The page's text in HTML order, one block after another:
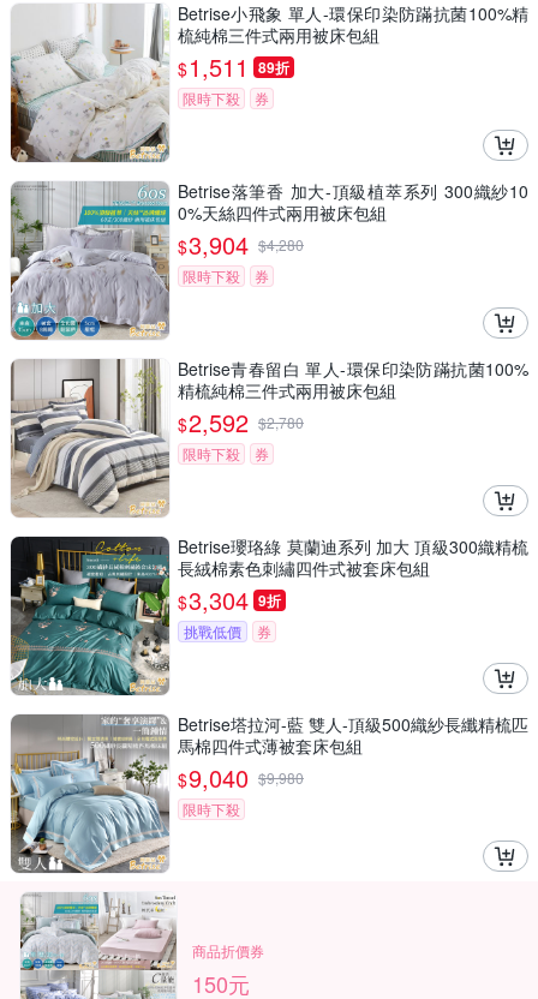
Betrise小飛象 單人-環保印染防蹣抗菌100%精
梳純棉三件式兩用被床包組
$1,511 89折
限時下殺 券
Betrise落筆香 加大-頂級植萃系列 300織紗10
0%天絲四件式兩用被床包組
$3,904 $4,280
限時下殺
券
Betrise青春留白 單人-環保印染防蹣抗菌100%
精梳純棉三件式兩用被床包組
$2,592 $2,780
限時下殺
券
Betrise瓔珞綠 莫蘭迪系列 加大 頂級300織精梳
長絨棉素色刺繡四件式被套床包組
$3,304 9折
挑戰低價 券
Betrise塔拉河-藍 雙人-頂級500織紗長纖精梳匹
馬棉四件式薄被套床包組
$9,040 $9,980
限時下殺
商品折價券
150元